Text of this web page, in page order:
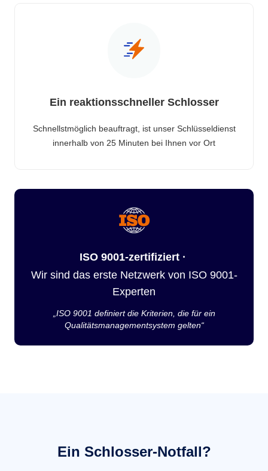
Ein reaktionsschneller Schlosser
Schnellstmöglich beauftragt, ist unser Schlüsseldienst
innerhalb von 25 Minuten bei Ihnen vor Ort
ISO 9001-zertifiziert ·
Wir sind das erste Netzwerk von ISO 9001-
Experten
„ISO 9001 definiert die Kriterien, die für ein
Qualitätsmanagementsystem gelten“
Ein Schlosser-Notfall?